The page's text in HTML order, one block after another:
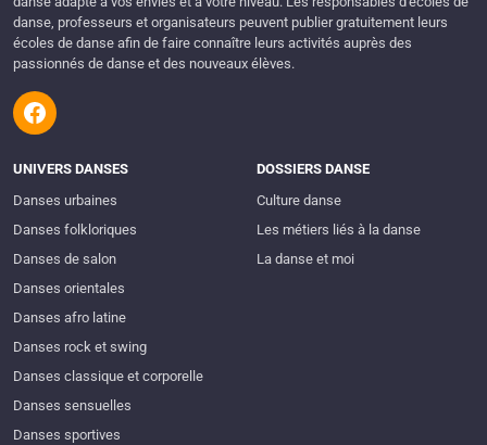
danse, professeurs et organisateurs peuvent publier gratuitement leurs
écoles de danse afin de faire connaître leurs activités auprès des
passionnés de danse et des nouveaux élèves.
UNIVERS DANSES
Danses urbaines
Danses folkloriques
Danses de salon
Danses orientales
Danses afro latine
Danses rock et swing
Danses classique et corporelle
Danses sensuelles
Danses sportives
DOSSIERS DANSE
Culture danse
Les métiers liés à la danse
La danse et moi